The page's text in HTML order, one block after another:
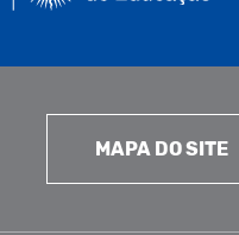
MAPA DO SITE